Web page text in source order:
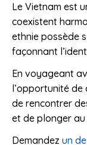
Le Vietnam est
coexistent
ethnie possède
façonnant
En voyageant
l’opportunité de
de rencontrer
et de plonger
Demandez un